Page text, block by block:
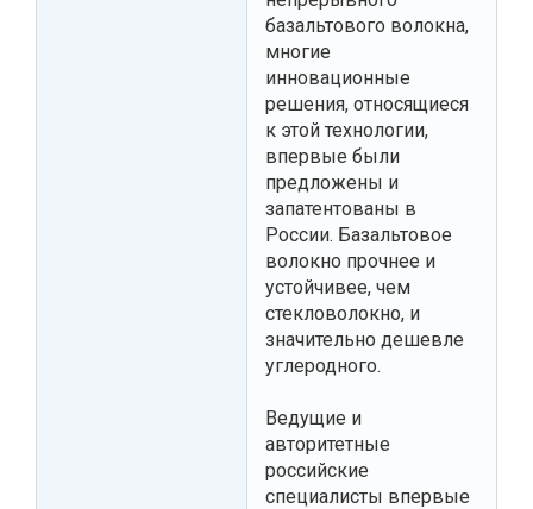
базальтового волокна,
многие
инновационные
решения, относящиеся
к этой технологии,
впервые были
предложены и
запатентованы в
России. Базальтовое
волокно прочнее и
устойчивее, чем
стекловолокно, и
значительно дешевле
углеродного.
Ведущие и
авторитетные
российские
специалисты впервые